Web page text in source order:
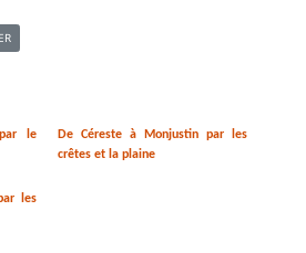
le
De Céreste à Monjustin par les
crêtes et la plaine
les